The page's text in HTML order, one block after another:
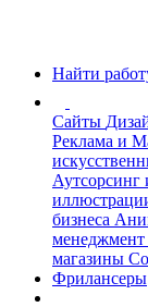
Найти
Сайты
Реклама и
Аутсорсинг
бизнеса
менеджмент
магазины
Фрилансеры